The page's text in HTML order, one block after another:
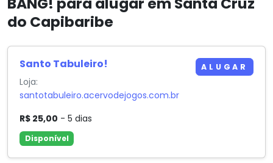
do Capibaribe
Santo Tabuleiro!
Loja:
santotabuleiro.acervodejogos.com.br
R$ 25,00 - 5 dias
Disponível
ALUGAR